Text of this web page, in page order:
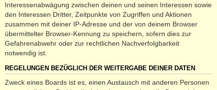
Interessenabwägung zwischen deinen und seinen Interessen sowie
den Interessen Dritter, Zeitpunkte von Zugriffen und Aktionen
zusammen mit deiner IP-Adresse und der von deinem Browser
übermittelter Browser-Kennung zu speichern, sofern dies zur
Gefahrenabwehr oder zur rechtlichen Nachverfolgbarkeit
notwendig ist.
REGELUNGEN BEZÜGLICH DER WEITERGABE DEINER DATEN
Zweck eines Boards ist es, einen Austausch mit anderen Personen